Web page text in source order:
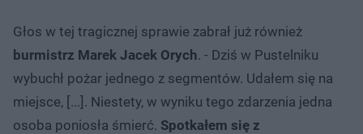
Głos w tej tragicznej sprawie zabrał już również
burmistrz Marek Jacek Orych. - Dziś w Pustelniku
wybuchł pożar jednego z segmentów. Udałem się na
miejsce, [...]. Niestety, w wyniku tego zdarzenia jedna
osoba poniosła śmierć. Spotkałem się z